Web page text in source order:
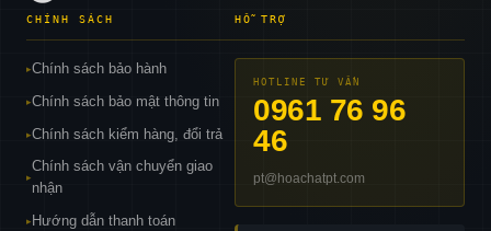
CHÍNH SÁCH
▸Chính sách bảo hành
▸Chính sách bảo mật thông tin
▸Chính sách kiểm hàng, đổi trả
▸
Chính sách vận chuyển giao
nhận
▸ Hướng dẫn thanh toán
HỖ TRỢ
HOTLINE TƯ VẤN
0961 76 96
46
pt@hoachatpt.com